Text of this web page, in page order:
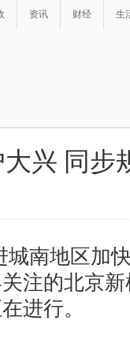
资讯 财经 生
兴 同步
南地区加
注的北京
进行。